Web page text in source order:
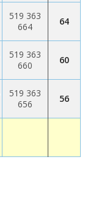
519 363
664
64
519 363
660
60
519 363
656
56